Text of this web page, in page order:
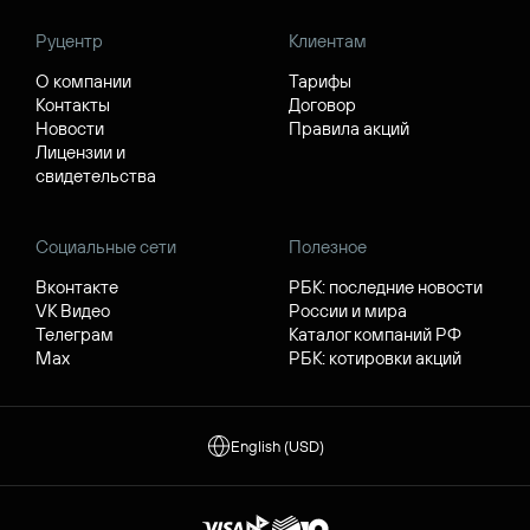
Руцентр
О компании
Контакты
Новости
Лицензии и
свидетельства
Клиентам
Тарифы
Договор
Правила акций
Социальные сети
Вконтакте
VK Видео
Телеграм
Max
Полезное
РБК: последние новости
России и мира
Каталог компаний РФ
РБК: котировки акций
English (USD)